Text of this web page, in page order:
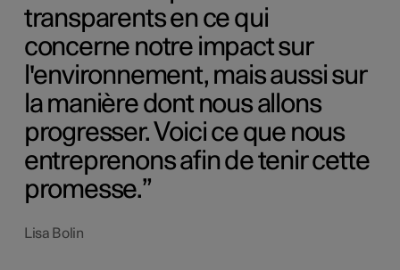
transparents en ce qui
concerne notre impact sur
l'environnement, mais aussi sur
la manière dont nous allons
progresser. Voici ce que nous
entreprenons afin de tenir cette
promesse.
Lisa Bolin